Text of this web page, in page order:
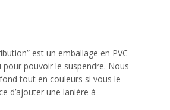
est un emballage en PVC
pouvoir le suspendre. Nous
tout en couleurs si vous le
d’ajouter une lanière à